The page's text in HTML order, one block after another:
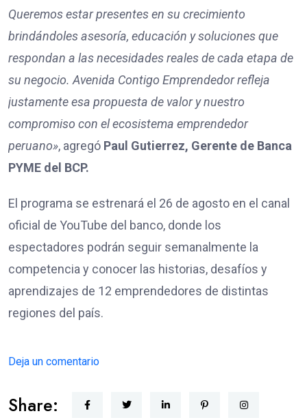
Queremos estar presentes en su crecimiento
brindándoles asesoría, educación y soluciones que
respondan a las necesidades reales de cada etapa de
su negocio. Avenida Contigo Emprendedor refleja
justamente esa propuesta de valor y nuestro
compromiso con el ecosistema emprendedor
peruano», agregó Paul Gutierrez, Gerente de Banca
PYME del BCP.
El programa se estrenará el 26 de agosto en el canal
oficial de YouTube del banco, donde los
espectadores podrán seguir semanalmente la
competencia y conocer las historias, desafíos y
aprendizajes de 12 emprendedores de distintas
regiones del país.
Deja un comentario
Share: